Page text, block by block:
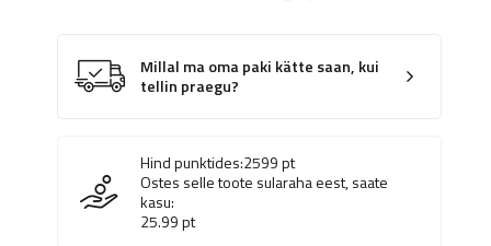
Millal ma oma paki kätte saan, kui
tellin praegu?
Hind punktides:2599pt
Ostes selle toote sularaha eest, saate
kasu:
25.99pt